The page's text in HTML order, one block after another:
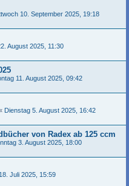
10. September 2025, 19:18
August 2025, 11:30
11. August 2025, 09:42
Dienstag 5. August 2025, 16:42
von Radex ab 125 ccm
3. August 2025, 18:00
Juli 2025, 15:59